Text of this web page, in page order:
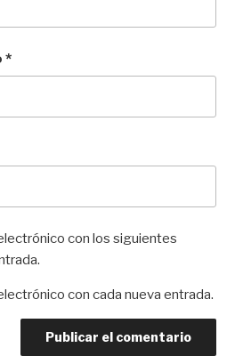
*
con los siguientes
con cada nueva entrada.